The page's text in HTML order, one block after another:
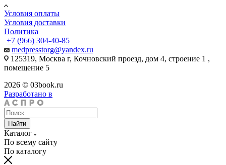
Условия оплаты
Условия доставки
Политика
+7 (966) 304-40-85
medpresstorg@yandex.ru
125319, Москва г, Кочновский проезд, дом 4, строение 1 ,
помещение 5
2026 © 03book.ru
Разработано в
Найти
Каталог
По всему сайту
По каталогу